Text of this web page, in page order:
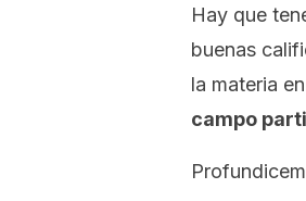
Hay que
buenas
la materia
campo